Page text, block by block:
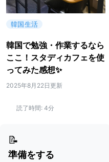
韓国生活
韓国で勉強・作業するなら
ここ！スタディカフェを使
ってみた感想✨
2025年8月22日更新
読了時間: 4分
📝
準備をする